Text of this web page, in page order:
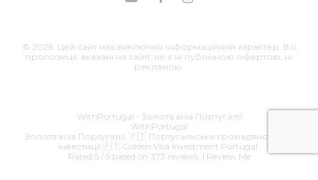
© 2026. Цей сайт має виключно інформаційний характер. Всі
пропозиції, вказані на сайті, не є ні публічною офертою, ні
рекламою.
WithPortugal - Золота віза Португалії
WithPortugal
Золота віза Португалії. 🇵🇹 Португальське громадянство за
інвестиції.🇵🇹 Golden Visa Investment Portugal.
Rated 5/ 5 based on 373 reviews. | Review Me